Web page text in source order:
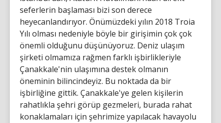
seferlerin başlaması bizi son derece
heyecanlandırıyor. Önümüzdeki yılın 2018 Troia
Yılı olması nedeniyle böyle bir girişimin çok çok
önemli olduğunu düşünüyoruz. Deniz ulaşım
şirketi olmamıza rağmen farklı işbirlikleriyle
Çanakkale'nin ulaşımına destek olmanın
öneminin bilincindeyiz. Bu noktada da bir
işbirliğine gittik. Çanakkale'ye gelen kişilerin
rahatlıkla şehri görüp gezmeleri, burada rahat
konaklamaları için şehrimize yapılacak havayolu